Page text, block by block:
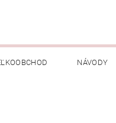
NÁVODY